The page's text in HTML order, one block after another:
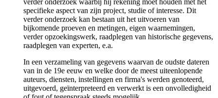
specifieke aspect van zijn project, studie of interesse. Dit
verder onderzoek kan bestaan uit het uitvoeren van
bijkomende proeven en metingen, eigen waarnemingen,
verder opzoekingswerk, raadplegen van historische gegevens,
raadplegen van experten, e.a.
In een verzameling van gegevens waarvan de oudste dateren
van in de 19e eeuw en welke door de meest uiteenlopende
auteurs, diensten, instellingen en firma's werden genoteerd,
uitgevoerd, geïnterpreteerd en verwerkt is een onvolledigheid